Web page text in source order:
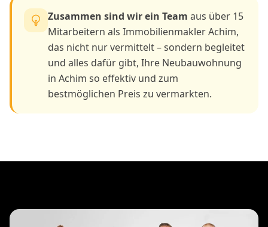
Zusammen sind wir ein Team aus über 15
Mitarbeitern als Immobilienmakler Achim,
das nicht nur vermittelt – sondern begleitet
und alles dafür gibt, Ihre Neubauwohnung
in Achim so effektiv und zum
bestmöglichen Preis zu vermarkten.